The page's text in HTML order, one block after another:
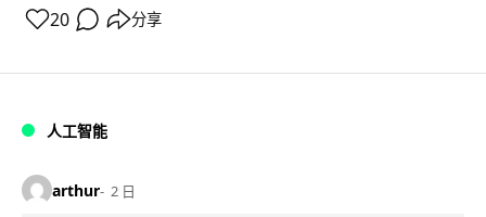
20 分享
人工智能
arthur 2 日